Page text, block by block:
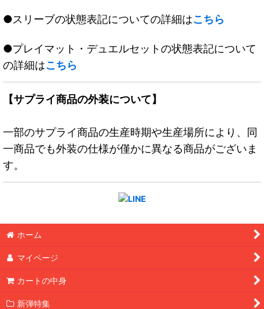
●スリーブの状態表記についての詳細はこちら
●プレイマット・デュエルセットの状態表記について
の詳細はこちら
【サプライ商品の外装について】
一部のサプライ商品の生産時期や生産場所により、同
一商品でも外装の仕様が僅かに異なる商品がございま
す。
ホーム
マイページ
カートの中身
新弾特集